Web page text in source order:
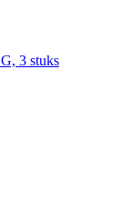
3 stuks